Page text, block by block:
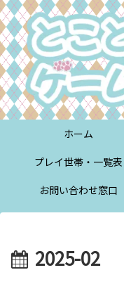
ホーム
プレイ世帯・一覧表
お問い合わせ窓口
2025-02